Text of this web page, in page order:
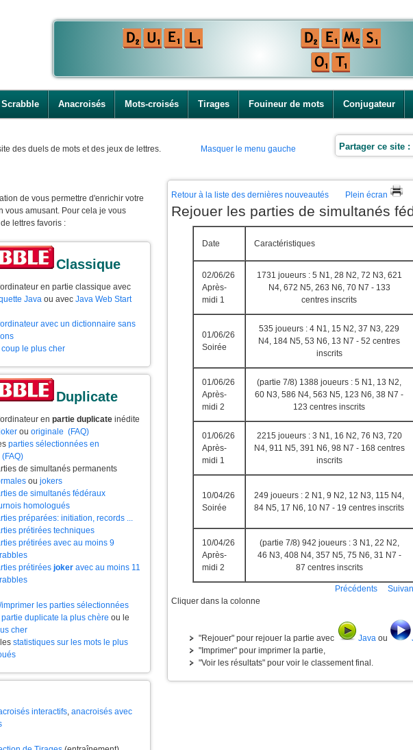
Scrabble Anacroisés Mots-croisés Tirages Fouineur de mots Conjugateur
des duels de mots et des jeux de lettres. Masquer le menu gauche Partager ce site :
de vous permettre d'enrichir votre
vous amusant. Pour cela je vous
lettres favoris :
Classique
en partie classique avec
Java ou avec Java Web Start
avec un dictionnaire sans
coup le plus cher
Duplicate
en partie duplicate inédite
ou originale (FAQ)
parties sélectionnées en
(FAQ)
de simultanés permanents
ou jokers
de simultanés fédéraux
homologués
préparées: initiation, records ...
prétirées techniques
prétirées avec au moins 9
prétirées joker avec au moins 11
les parties sélectionnées
partie duplicate la plus chère ou le
cher
statistiques sur les mots le plus
interactifs, anacroisés avec
Retour à la liste des dernières nouveautés Plein écran
Rejouer les parties de simultanés
Date Caractéristiques
02/06/26
Après-
midi 1
1731 joueurs : 5 N1, 28 N2, 72 N3, 621
N4, 672 N5, 263 N6, 70 N7 - 133
centres inscrits
01/06/26
Soirée
535 joueurs : 4 N1, 15 N2, 37 N3, 229
N4, 184 N5, 53 N6, 13 N7 - 52 centres
inscrits
01/06/26
Après-
midi 2
(partie 7/8) 1388 joueurs : 5 N1, 13 N2,
60 N3, 586 N4, 563 N5, 123 N6, 38 N7 -
123 centres inscrits
01/06/26
Après-
midi 1
2215 joueurs : 3 N1, 16 N2, 76 N3, 720
N4, 911 N5, 391 N6, 98 N7 - 168 centres
inscrits
10/04/26
Soirée
249 joueurs : 2 N1, 9 N2, 12 N3, 115 N4,
84 N5, 17 N6, 10 N7 - 19 centres inscrits
10/04/26
Après-
midi 2
(partie 7/8) 942 joueurs : 3 N1, 22 N2,
46 N3, 408 N4, 357 N5, 75 N6, 31 N7 -
87 centres inscrits
Précédents
Cliquer dans la colonne
"Rejouer" pour rejouer la partie avec Java ou
"Imprimer" pour imprimer la partie,
"Voir les résultats" pour voir le classement final.